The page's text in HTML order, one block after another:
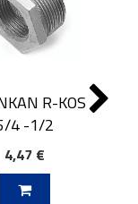
R-KOS
4 -1/2
4,47 €